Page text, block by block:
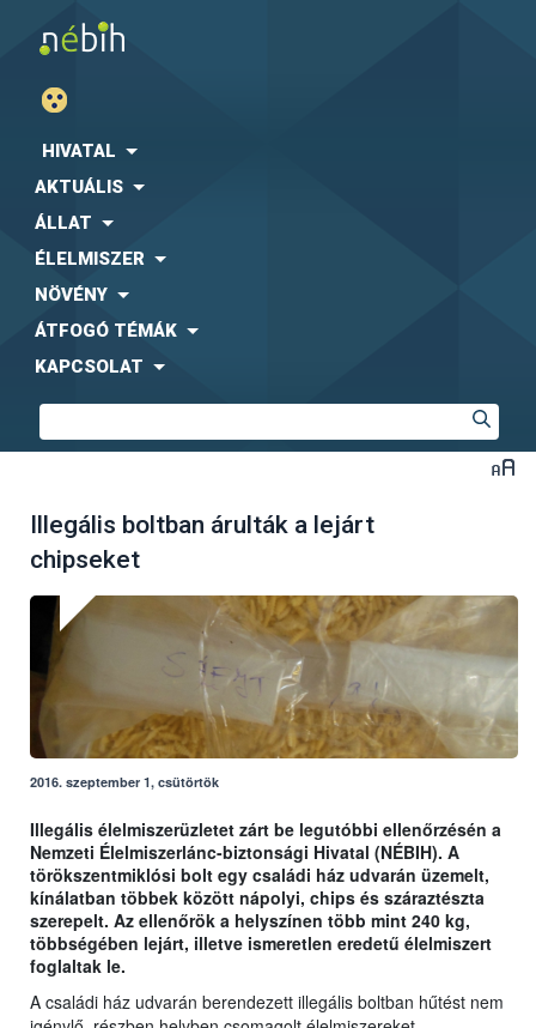
HIVATAL
AKTUÁLIS
ÁLLAT
ÉLELMISZER
NÖVÉNY
ÁTFOGÓ TÉMÁK
KAPCSOLAT
Illegális boltban árulták a lejárt
chipseket
2016. szeptember 1, csütörtök
Illegális élelmiszerüzletet zárt be legutóbbi ellenőrzésén a
Nemzeti Élelmiszerlánc-biztonsági Hivatal (NÉBIH). A
törökszentmiklósi bolt egy családi ház udvarán üzemelt,
kínálatban többek között nápolyi, chips és száraztészta
szerepelt. Az ellenőrök a helyszínen több mint 240 kg,
többségében lejárt, illetve ismeretlen eredetű élelmiszert
foglaltak le.
A családi ház udvarán berendezett illegális boltban hűtést nem